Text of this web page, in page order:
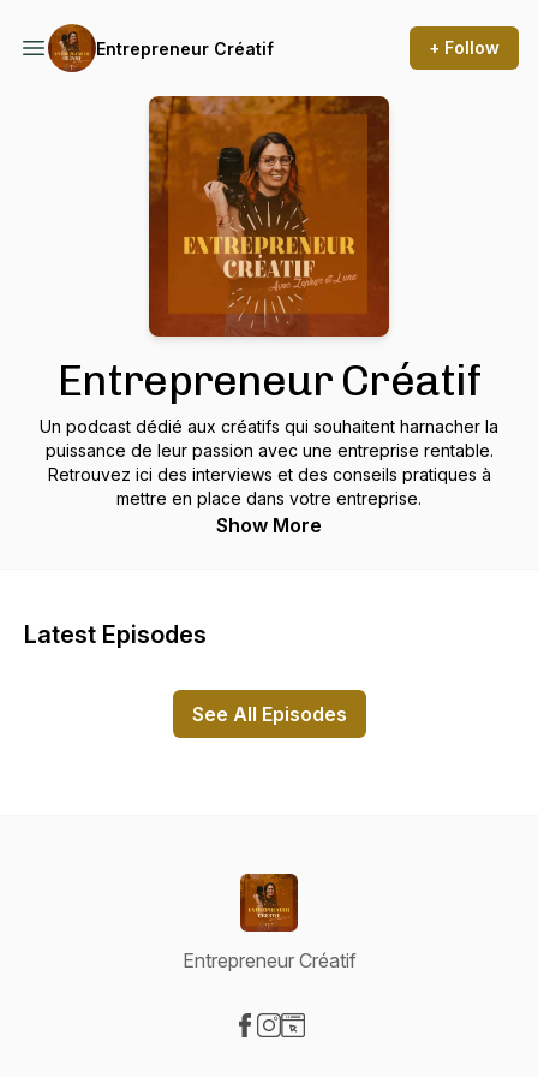
Entrepreneur Créatif + Follow
Entrepreneur Créatif
Un podcast dédié aux créatifs qui souhaitent harnacher la
puissance de leur passion avec une entreprise rentable.
Retrouvez ici des interviews et des conseils pratiques à
mettre en place dans votre entreprise.
Show More
Latest Episodes
See All Episodes
Entrepreneur Créatif